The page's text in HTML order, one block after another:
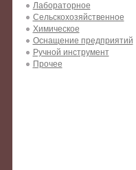
Лабораторное
Сельскохозяйственное
Химическое
Оснащение предприятий
Ручной инструмент
Прочее